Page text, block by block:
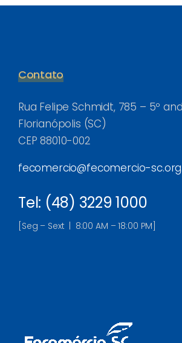
Contato
Rua Felipe Schmidt, 785 – 5º
Florianópolis (SC)
CEP 88010-002
fecomercio@fecomercio-
Tel: (48) 3229 1000
[Seg – Sext | 8:00 AM – 18:00 PM]